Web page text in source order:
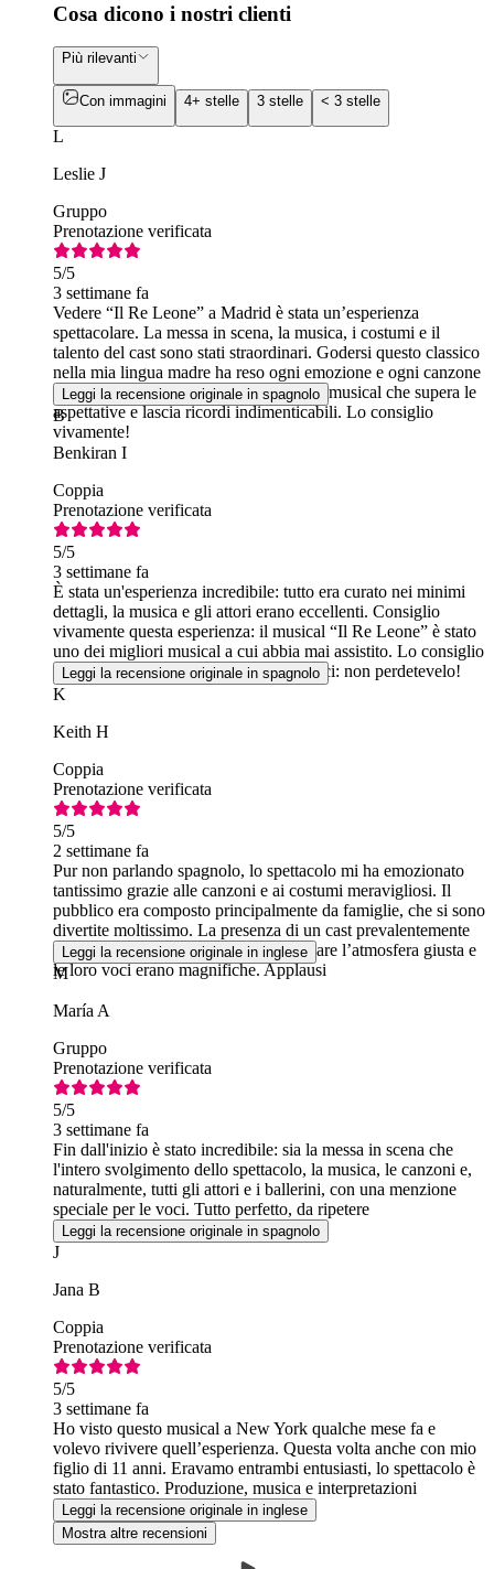
Cosa dicono i nostri clienti
Più rilevanti
Con immagini 4+ stelle 3 stelle < 3 stelle
L
Leslie J
Gruppo
Prenotazione verificata
5/5
3 settimane fa
Vedere “Il Re Leone” a Madrid è stata un’esperienza
spettacolare. La messa in scena, la musica, i costumi e il
talento del cast sono stati straordinari. Godersi questo classico
nella mia lingua madre ha reso ogni emozione e ogni canzone
ancora più speciali. Senza dubbio, è un musical che supera le
aspettative e lascia ricordi indimenticabili. Lo consiglio
vivamente!
Leggi la recensione originale in spagnolo
B
Benkiran I
Coppia
Prenotazione verificata
5/5
3 settimane fa
È stata un'esperienza incredibile: tutto era curato nei minimi
dettagli, la musica e gli attori erano eccellenti. Consiglio
vivamente questa esperienza: il musical “Il Re Leone” è stato
uno dei migliori musical a cui abbia mai assistito. Lo consiglio
a chiunque abbia l'opportunità di andarci: non perdetevelo!
Leggi la recensione originale in spagnolo
K
Keith H
Coppia
Prenotazione verificata
5/5
2 settimane fa
Pur non parlando spagnolo, lo spettacolo mi ha emozionato
tantissimo grazie alle canzoni e ai costumi meravigliosi. Il
pubblico era composto principalmente da famiglie, che si sono
divertite moltissimo. La presenza di un cast prevalentemente
di origine africana ha contribuito a creare l’atmosfera giusta e
le loro voci erano magnifiche. Applausi
Leggi la recensione originale in inglese
M
María A
Gruppo
Prenotazione verificata
5/5
3 settimane fa
Fin dall'inizio è stato incredibile: sia la messa in scena che
l'intero svolgimento dello spettacolo, la musica, le canzoni e,
naturalmente, tutti gli attori e i ballerini, con una menzione
speciale per le voci. Tutto perfetto, da ripetere
Leggi la recensione originale in spagnolo
J
Jana B
Coppia
Prenotazione verificata
5/5
3 settimane fa
Ho visto questo musical a New York qualche mese fa e
volevo rivivere quell’esperienza. Questa volta anche con mio
figlio di 11 anni. Eravamo entrambi entusiasti, lo spettacolo è
stato fantastico. Produzione, musica e interpretazioni
eccellenti. Grazie!
Leggi la recensione originale in inglese
Mostra altre recensioni